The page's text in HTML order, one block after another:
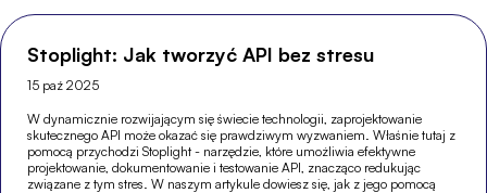
Stoplight: Jak tworzyć API bez stresu
15 paź 2025
W dynamicznie rozwijającym się świecie technologii, zaprojektowanie
skutecznego API może okazać się prawdziwym wyzwaniem. Właśnie tutaj z
pomocą przychodzi Stoplight - narzędzie, które umożliwia efektywne
projektowanie, dokumentowanie i testowanie API, znacząco redukując
związane z tym stres. W naszym artykule dowiesz się, jak z jego pomocą